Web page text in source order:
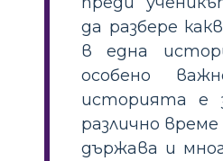
да разбере
в една
особено
историята е
различно време
държава и